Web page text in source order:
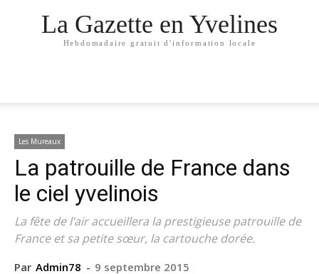
La Gazette en Yvelines
Hebdomadaire gratuit d'information locale
Les Mureaux
La patrouille de France dans
le ciel yvelinois
La fête de l’air accueillera la prestigieuse patrouille de
France et sa petite sœur, la cartouche dorée.
Par Admin78 - 9 septembre 2015